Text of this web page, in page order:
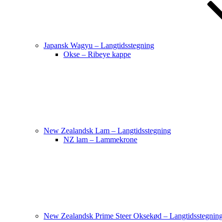
Japansk Wagyu – Langtidsstegning
Okse – Ribeye kappe
New Zealandsk Lam – Langtidsstegning
NZ lam – Lammekrone
New Zealandsk Prime Steer Oksekød –